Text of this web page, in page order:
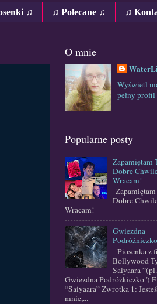
♫ ♫ Polecane ♫ ♫
O mnie
Wyświetl
pełny profil
Popularne posty
Zapamiętam
Dobre
Wracam!
Dobre
Wracam!
Gwiezdna
Podróżniczko
Piosenka z
Bollywood
Saiyaara
Gwiezdna Podróżkiczko ')
“Saiyaara” Zwrotka 1:
mnie,...